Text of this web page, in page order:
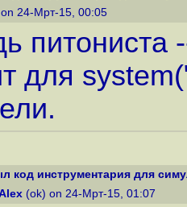
24-Мрт-15, 00:05
для
код инструментария для
(ok) on 24-Мрт-15, 01:07